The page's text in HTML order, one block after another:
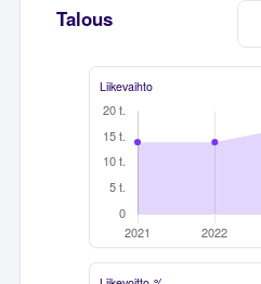
Talous
Liikevaihto